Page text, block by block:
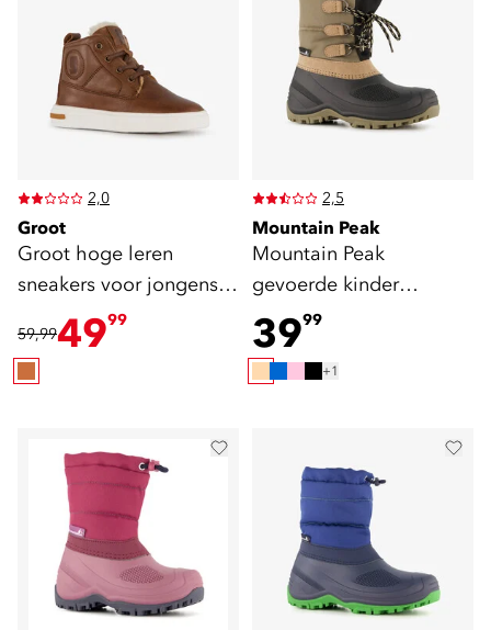
2,0
Groot
Groot hoge leren
sneakers voor jongens
cognac
59,994999
2,5
Mountain Peak
Mountain Peak
gevoerde kinder
snowboots beige zwart
3999
+1